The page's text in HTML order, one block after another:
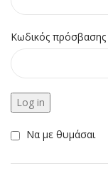
Κωδικός πρόσβασης
Log in
Να με θυμάσαι